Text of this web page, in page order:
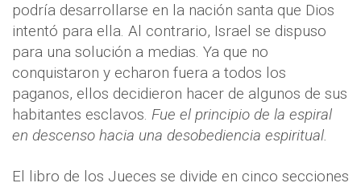
podría desarrollarse en la nación santa que Dios
intentó para ella. Al contrario, Israel se dispuso
para una solución a medias. Ya que no
conquistaron y echaron fuera a todos los
paganos, ellos decidieron hacer de algunos de sus
habitantes esclavos. Fue el principio de la espiral
en descenso hacia una desobediencia espiritual.
El libro de los Jueces se divide en cinco secciones